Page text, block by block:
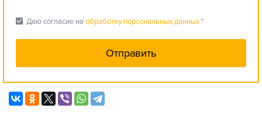
check_box Даю согласие на обработку персональных данных*